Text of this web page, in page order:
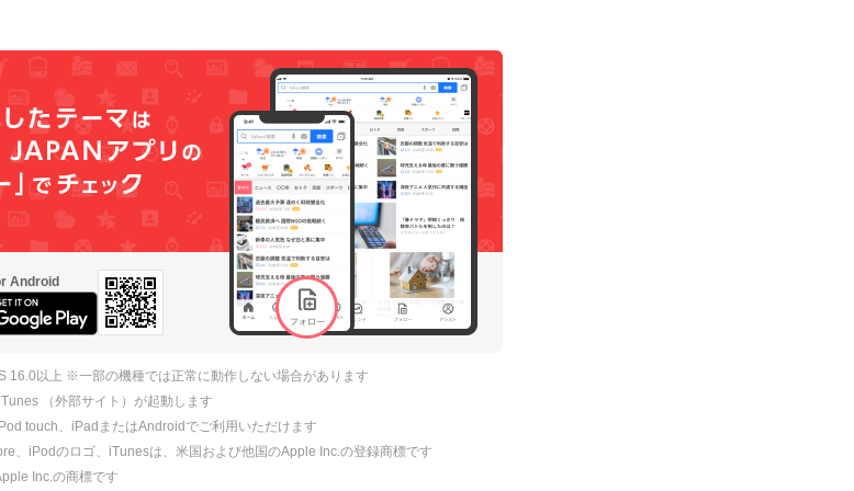
Android
16.0以上 ※一部の機種では正常に動作しない場合があります
（外部サイト）が起動します
touch、iPadまたはAndroidでご利用いただけます
、iPodのロゴ、iTunesは、米国および他国のApple Inc.の登録商標です
Inc.の商標です